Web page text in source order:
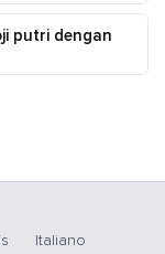
putri dengan
Italiano